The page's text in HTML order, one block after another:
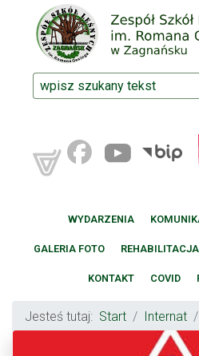
WYDARZENIA
GALERIA FOTO
KONTAKT COVID
Jesteś tutaj: Start Internat